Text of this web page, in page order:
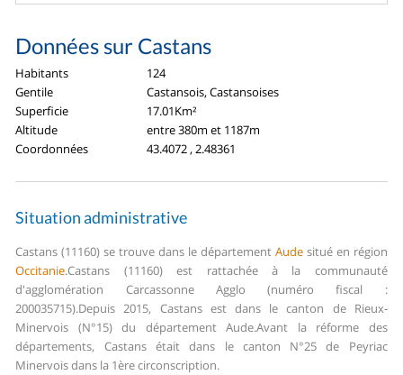
Données sur Castans
Habitants
124
Gentile
Castansois, Castansoises
Superficie
17.01Km²
Altitude
entre 380m et 1187m
Coordonnées
43.4072 , 2.48361
Situation administrative
Castans (11160) se trouve dans le département Audesitué en région
Occitanie.Castans (11160) est rattachée à la communauté
d'agglomération Carcassonne Agglo (numéro fiscal :
200035715).Depuis 2015, Castans est dans le canton de Rieux-
Minervois (N°15) du département Aude.Avant la réforme des
départements, Castans était dans le canton N°25 de Peyriac
Minervois dans la 1ère circonscription.